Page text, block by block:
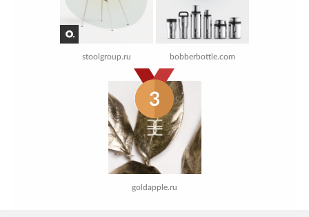
stoolgroup.ru bobberbottle.com
3
goldapple.ru